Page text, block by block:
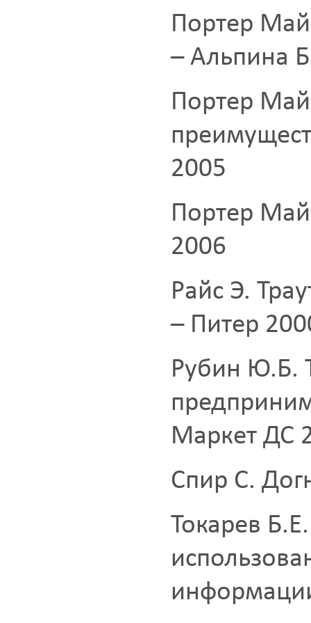
Портер
– Альпина
Портер
2005
Портер
2006
Райс Э.
– Питер
Рубин Ю.Б.
Маркет ДС
Спир С.
Токарев